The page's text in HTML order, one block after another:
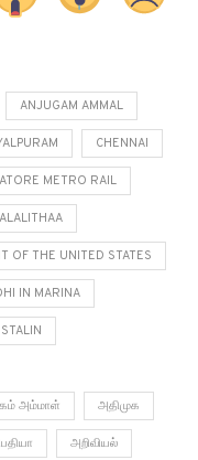
ANJUGAM AMMAL
CHENNAI
METRO RAIL
OF THE UNITED STATES
IN MARINA
அம்மாள் அதிமுக
அறிவியல்